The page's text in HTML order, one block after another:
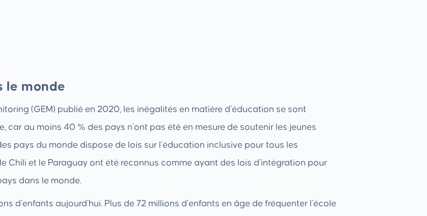
le monde
(GEM) publié en 2020, les inégalités en matière d’éducation se sont
car au moins 40 % des pays n’ont pas été en mesure de soutenir les jeunes
pays du monde dispose de lois sur l’éducation inclusive pour tous les
Chili et le Paraguay ont été reconnus comme ayant des lois d’intégration pour
dans le monde.
d’enfants aujourd’hui. Plus de 72 millions d’enfants en âge de fréquenter l’école